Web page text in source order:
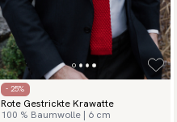
- 25%
Rote Gestrickte Krawatte
100 % Baumwolle | 6 cm